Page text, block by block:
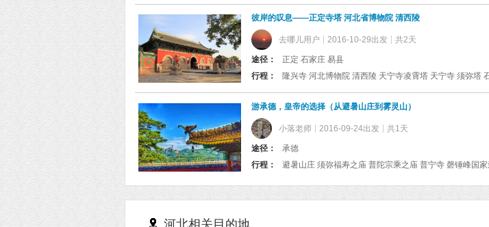
彼岸的叹息——正定寺塔 河北省博物院 清西陵
去哪儿用户 2016-10-29出发 共2天
途径：
正定 石家庄 易县
行程：
游承德，皇帝的选择（从避暑山庄到雾灵山）
小落老师 2016-09-24出发 共1天
途径：
承德
行程：
河北相关目的地